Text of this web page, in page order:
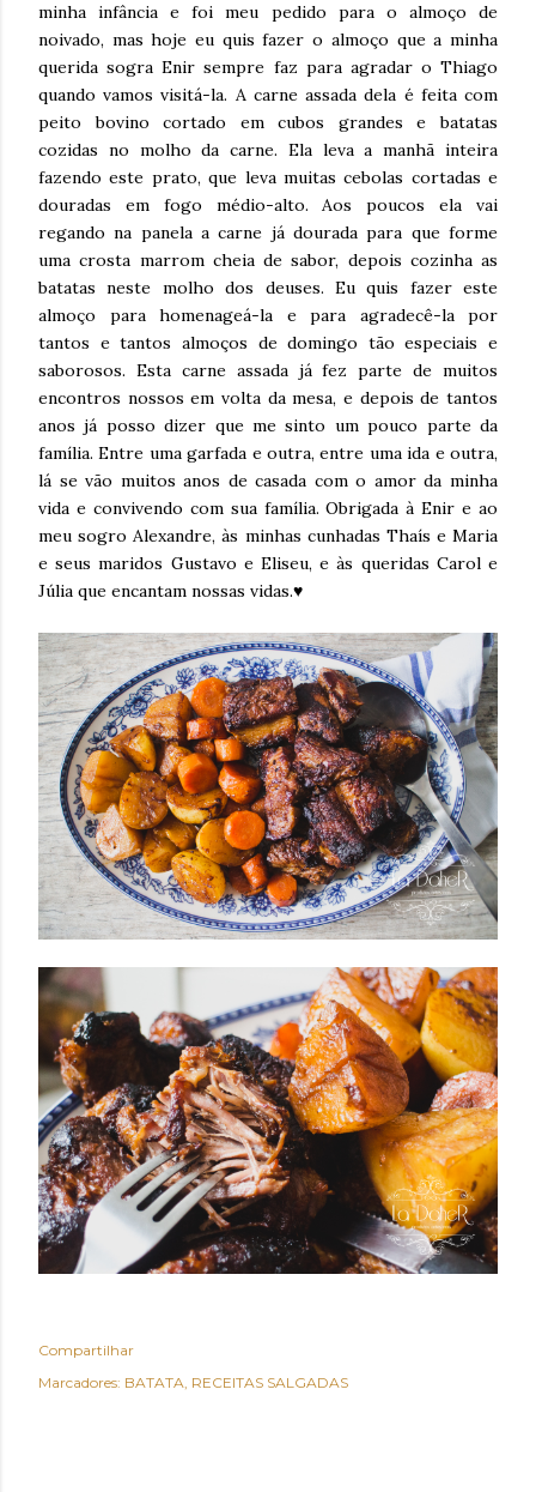
minha infância e foi meu pedido para o almoço de
noivado, mas hoje eu quis fazer o almoço que a minha
querida sogra Enir sempre faz para agradar o Thiago
quando vamos visitá-la. A carne assada dela é feita com
peito bovino cortado em cubos grandes e batatas
cozidas no molho da carne. Ela leva a manhã inteira
fazendo este prato, que leva muitas cebolas cortadas e
douradas em fogo médio-alto. Aos poucos ela vai
regando na panela a carne já dourada para que forme
uma crosta marrom cheia de sabor, depois cozinha as
batatas neste molho dos deuses. Eu quis fazer este
almoço para homenageá-la e para agradecê-la por
tantos e tantos almoços de domingo tão especiais e
saborosos. Esta carne assada já fez parte de muitos
encontros nossos em volta da mesa, e depois de tantos
anos já posso dizer que me sinto um pouco parte da
família. Entre uma garfada e outra, entre uma ida e outra,
lá se vão muitos anos de casada com o amor da minha
vida e convivendo com sua família. Obrigada à Enir e ao
meu sogro Alexandre, às minhas cunhadas Thaís e Maria
e seus maridos Gustavo e Eliseu, e às queridas Carol e
Júlia que encantam nossas vidas.♥
Compartilhar
Marcadores: BATATA RECEITAS SALGADAS